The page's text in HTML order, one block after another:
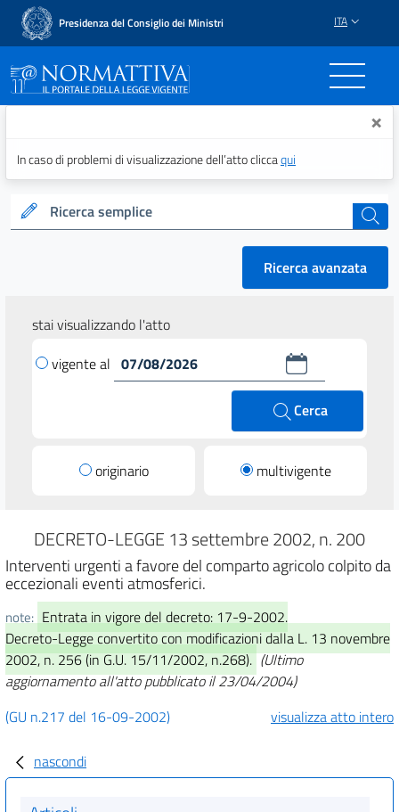
Presidenza del Consiglio dei Ministri ITA
Normattiva - Il portale ×
In caso di problemi di visualizzazione dell’atto cliccaqui
Ricerca semplice cerca
Ricerca avanzata
stai visualizzando l'atto
vigente al
Cerca
originario multivigente
DECRETO-LEGGE 13 settembre 2002, n. 200
Interventi urgenti a favore del comparto agricolo colpito da
eccezionali eventi atmosferici.
note: Entrata in vigore del decreto: 17-9-2002.
Decreto-Legge convertito con modificazioni dalla L. 13 novembre
2002, n. 256 (in G.U. 15/11/2002, n.268). (Ultimo
aggiornamento all'atto pubblicato il 23/04/2004)
(GU n.217 del 16-09-2002)
visualizza atto intero
nascondi